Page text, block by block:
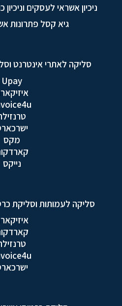
ניכיון אשראי לעסקים
גיא קסל פתרונות
סליקה לאתרי אינטרנט
Upay
איזיקארד
טרנזילה
ישרכארט
מקס
קארדקום
נייקס
סליקה לעמותות וסליקת
איזיקארד
קארדקום
טרנזילה
ישרכארט